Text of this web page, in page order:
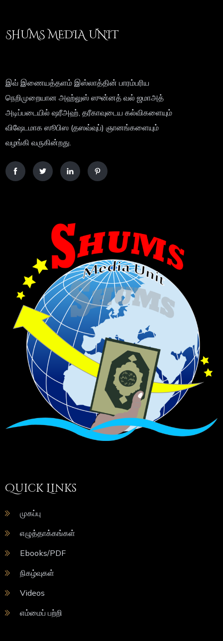
SHUMS MEDIA UNIT
இவ் இணையத்தளம் இஸ்லாத்தின் பாரம்பரிய
நெறிமுறையான அஹ்லுஸ் ஸுன்னத் வல் ஜமாஅத்
அடிப்படையில் ஷரீஅஹ், தரீகாவுடைய கல்விகளையும்
விஷேடமாக ஸூபிஸ (தஸவ்வுப்) ஞானங்களையும்
வழங்கி வருகின்றது.
Quick Links
முகப்பு
எழுத்தாக்கங்கள்
Ebooks/PDF
நிகழ்வுகள்
Videos
எம்மைப் பற்றி